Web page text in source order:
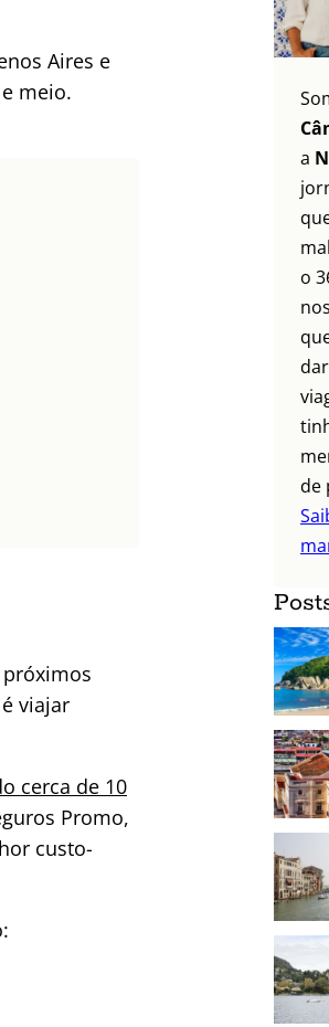
Aires e
meio.
viajar
cerca de 10
Promo,
custo-
a
o
de